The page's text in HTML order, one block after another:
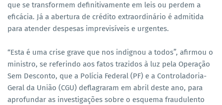
que se transformem definitivamente em leis ou perdem a
eficácia. Já a abertura de crédito extraordinário é admitida
para atender despesas imprevisíveis e urgentes.
“Esta é uma crise grave que nos indignou a todos”, afirmou o
ministro, se referindo aos fatos trazidos à luz pela Operação
Sem Desconto, que a Polícia Federal (PF) e a Controladoria-
Geral da União (CGU) deflagraram em abril deste ano, para
aprofundar as investigações sobre o esquema fraudulento